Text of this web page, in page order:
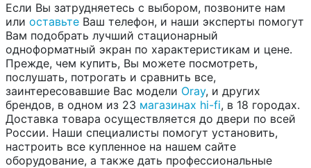
Если Вы затрудняетесь с выбором, позвоните нам
или оставьте Ваш телефон, и наши эксперты помогут
Вам подобрать лучший стационарный
одноформатный экран по характеристикам и цене.
Прежде, чем купить, Вы можете посмотреть,
послушать, потрогать и сравнить все,
заинтересовавшие Вас модели Oray, и других
брендов, в одном из 23 магазинах hi-fi, в 18 городах.
Доставка товара осуществляется до двери по всей
России. Наши специалисты помогут установить,
настроить все купленное на нашем сайте
оборудование, а также дать профессиональные